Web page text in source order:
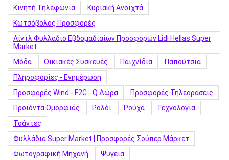
Κινητή Τηλεφωνία
Κυριακή Ανοιχτά
Κωτσόβολος Προσφορές
Λίντλ Φυλλάδιο Εβδομαδιαίων Προσφορών Lidl Hellas Super
Market
Μόδα
Οικιακές Συσκευές Παιχνίδια
Παπούτσια
Πληροφορίες - Ενημέρωση
Προσφορές Wind - F2G - Q Δώρα
Προσφορές Τηλεοράσεις
Προϊόντα Ομορφιάς
Ρολόι Ρούχα
Τεχνολογία
Τσάντες
Φυλλάδια Super Market | Προσφορές Σούπερ Μάρκετ
Φωτογραφική Μηχανή
Ψυγεία